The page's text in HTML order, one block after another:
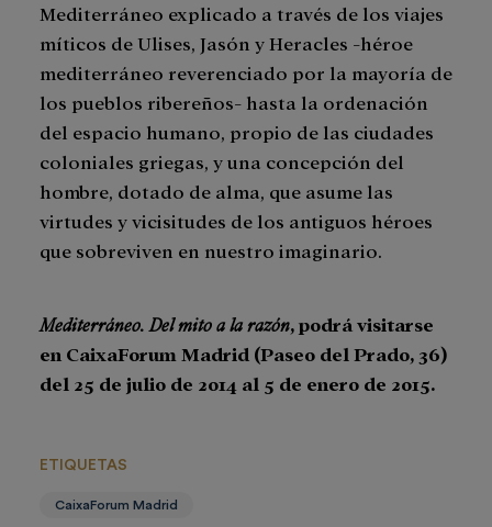
Mediterráneo explicado a través de los viajes
míticos de Ulises, Jasón y Heracles -héroe
mediterráneo reverenciado por la mayoría de
los pueblos ribereños- hasta la ordenación
del espacio humano, propio de las ciudades
coloniales griegas, y una concepción del
hombre, dotado de alma, que asume las
virtudes y vicisitudes de los antiguos héroes
que sobreviven en nuestro imaginario.
Mediterráneo. Del mito a la razón, podrá visitarse
en CaixaForum Madrid (Paseo del Prado, 36)
del 25 de julio de 2014 al 5 de enero de 2015.
ETIQUETAS
CaixaForum Madrid